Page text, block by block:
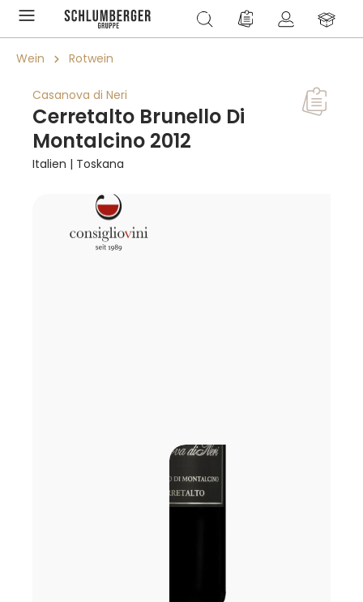
springen Du hast 0 Produkte
Wein Rotwein
Casanova di Neri
Cerretalto Brunello Di
Montalcino 2012
Italien | Toskana
Bildergalerie überspringen